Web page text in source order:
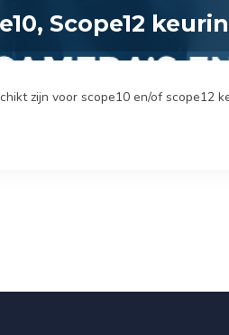
Scope12
zijn voor scope10 en/of scope12